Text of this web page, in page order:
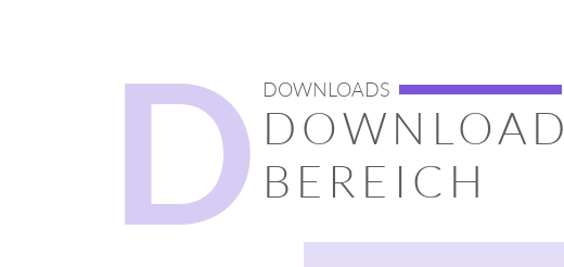
D DOWNLOADS
DOWNLOAD
BEREICH